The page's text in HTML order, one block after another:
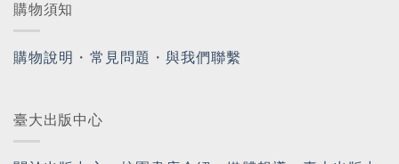
購物須知
購物說明 ・ 常見問題 ・與我們聯繫
臺大出版中心